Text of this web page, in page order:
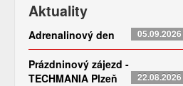
Aktuality
Adrenalinový den 05.09.2026
Prázdninový zájezd -
TECHMANIA Plzeň
22.08.2026